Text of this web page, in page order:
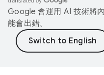
Google 會運用 AI 技術將
能會出錯。